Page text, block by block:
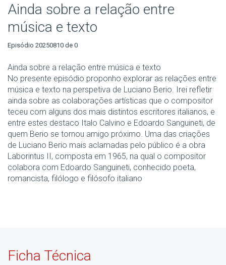
Ainda sobre a relação entre
música e texto
Episódio 20250810 de 0
Ainda sobre a relação entre música e texto
No presente episódio proponho explorar as relações entre
música e texto na perspetiva de Luciano Berio. Irei refletir
ainda sobre as colaborações artísticas que o compositor
teceu com alguns dos mais distintos escritores italianos, e
entre estes destaco Italo Calvino e Edoardo Sanguineti, de
quem Berio se tornou amigo próximo. Uma das criações
de Luciano Berio mais aclamadas pelo público é a obra
Laborintus II, composta em 1965, na qual o compositor
colabora com Edoardo Sanguineti, conhecido poeta,
romancista, filólogo e filósofo italiano
Ficha Técnica